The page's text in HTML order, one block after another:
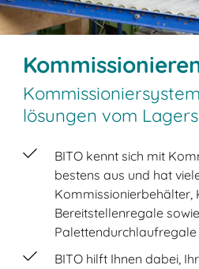
lösungen vom
BITO kennt sich mit
bestens aus und hat
Kommissionierbehälter,
Bereitstellenregale
BITO hilft Ihnen dabei,